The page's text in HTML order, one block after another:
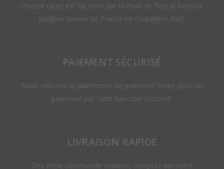
Chaque objet est façonné par la main de Pascal Renoux,
Meilleur ouvrier de France en coutellerie d’art.
PAIEMENT SÉCURISÉ
Nous utilisons la plateforme de paiement Stripe pour un
paiement par carte bancaire sécurisé.
LIVRAISON RAPIDE
Dès votre commande réalisée, comptez sur notre